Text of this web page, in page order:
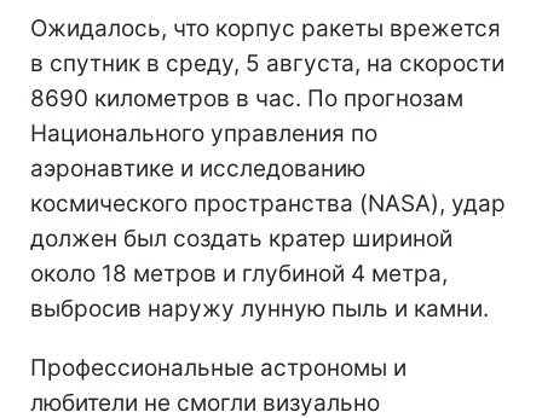
Ожидалось, что корпус ракеты врежется
в спутник в среду, 5 августа, на скорости
8690 километров в час. По прогнозам
Национального управления по
аэронавтике и исследованию
космического пространства (NASA), удар
должен был создать кратер шириной
около 18 метров и глубиной 4 метра,
выбросив наружу лунную пыль и камни.
Профессиональные астрономы и
любители не смогли визуально